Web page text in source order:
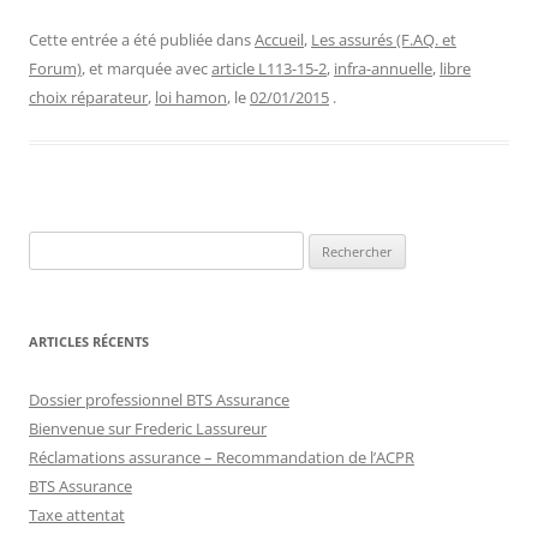
Cette entrée a été publiée dansAccueil, Les assurés (F.AQ. et
Forum), et marquée avecarticle L113-15-2, infra-annuelle, libre
choix réparateur, loi hamon, le02/01/2015 .
ARTICLES RÉCENTS
Dossier professionnel BTS Assurance
Bienvenue sur Frederic Lassureur
Réclamations assurance – Recommandation de l’ACPR
BTS Assurance
Taxe attentat